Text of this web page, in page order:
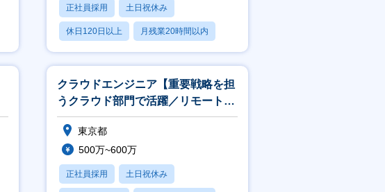
正社員採用 土日祝休み
休日120日以上 月残業20時間以内
賞与あり
クラウドエンジニア【重要戦略を担
うクラウド部門で活躍／リモートワ
ーク相談可】
東京都
500万~600万
正社員採用 土日祝休み